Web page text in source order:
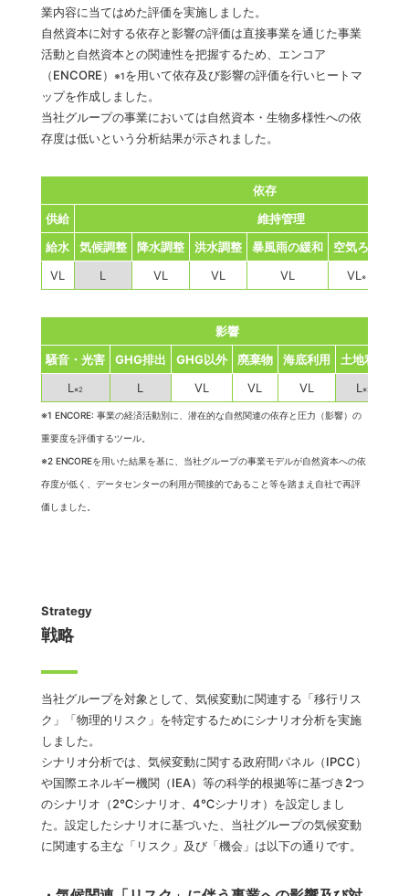
業内容に当てはめた評価を実施しました。
自然資本に対する依存と影響の評価は直接事業を通じた事業
活動と自然資本との関連性を把握するため、エンコア
（ENCORE）
※1を用いて依存及び影響の評価を行いヒートマ
ップを作成しました。
当社グループの事業においては自然資本・生物多様性への依
存度は低いという分析結果が示されました。
依存
供給
維持管理
給水
気候調整 降水調整 洪水調整 暴風雨の緩和 空気ろ過
VL
L VL VL VL VL※
影響
騒音・光害
GHG排出 GHG以外 廃棄物 海底利用 土地利用
L※2 L VL VL VL L※2
※1 ENCORE: 事業の経済活動別に、潜在的な自然関連の依存と圧力（影響）の
重要度を評価するツール。
※2 ENCOREを用いた結果を基に、当社グループの事業モデルが自然資本への依
存度が低く、データセンターの利用が間接的であること等を踏まえ自社で再評
価しました。
Strategy
戦略
当社グループを対象として、気候変動に関連する「移行リス
ク」「物理的リスク」を特定するためにシナリオ分析を実施
しました。
シナリオ分析では、気候変動に関する政府間パネル（IPCC）
や国際エネルギー機関（IEA）等の科学的根拠等に基づき2つ
のシナリオ（2℃シナリオ、4℃シナリオ）を設定しまし
た。設定したシナリオに基づいた、当社グループの気候変動
に関連する主な「リスク」及び「機会」は以下の通りです。